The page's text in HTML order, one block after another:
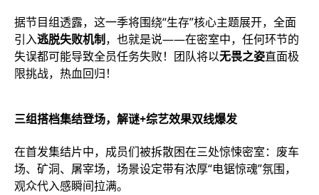
据节目组透露，这一季将围绕“生存”核心主题展开，全面
引入逃脱失败机制 ，也就是说——在密室中，任何环节的
失误都可能导致全员任务失败！团队将以无畏之姿直面极
限挑战，热血回归！
三组搭档集结登场，解谜+综艺效果双线爆发
在首发集结片中，成员们被拆散困在三处惊悚密室：废车
场、矿洞、屠宰场，场景设定带有浓厚“电锯惊魂”氛围，
观众代入感瞬间拉满。